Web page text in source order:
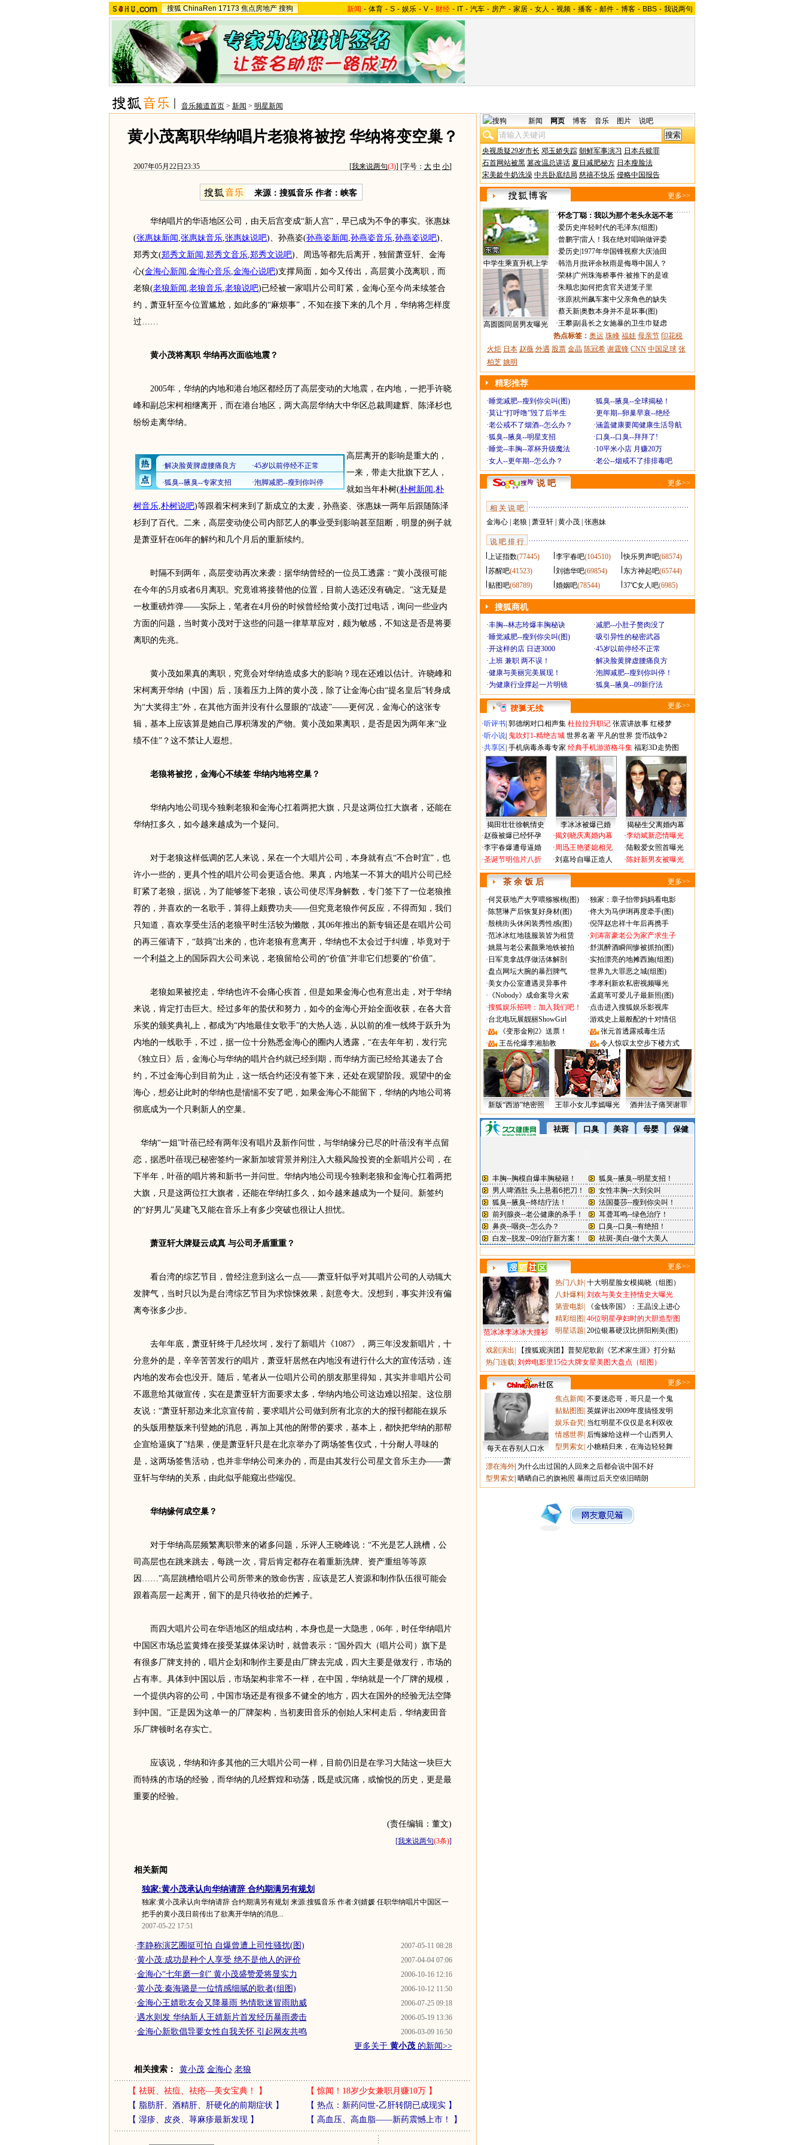
搜狐 ChinaRen 17173 焦点房地产 搜狗 新闻 - 体育 - S - 娱乐 - V - 财经 - IT - 汽车 - 房产 - 家居 - 女人 - 视频 - 播客 - 邮件 - 博客 - BBS - 我说两句
音乐频道首页 > 新闻 > 明星新闻
黄小茂离职华纳唱片老狼将被挖 华纳将变空巢？
2007年05月22日23:35 [我来说两句(3)] [字号： 大 中 小]
来源：搜狐音乐 作者：峡客
华纳唱片的华语地区公司，由天后宫变成“新人宫”，早已成为不争的事实。张惠妹
(张惠妹新闻 ,张惠妹音乐,张惠妹说吧)、孙燕姿(孙燕姿新闻 ,孙燕姿音乐,孙燕姿说吧)、
郑秀文(郑秀文新闻 ,郑秀文音乐,郑秀文说吧)、周迅等都先后离开，独留萧亚轩、金海
心(金海心新闻 ,金海心音乐,金海心说吧)支撑局面，如今又传出，高层黄小茂离职，而
老狼(老狼新闻 ,老狼音乐,老狼说吧)已经被一家唱片公司盯紧，金海心至今尚未续签合
约，萧亚轩至今位置尴尬，如此多的“麻烦事”，不知在接下来的几个月，华纳将怎样度
过……
黄小茂将离职 华纳再次面临地震？
2005年，华纳的内地和港台地区都经历了高层变动的大地震，在内地，一把手许晓
峰和副总宋柯相继离开，而在港台地区，两大高层华纳大中华区总裁周建辉、陈泽杉也
纷纷走离华纳。
高层离开的影响是重大的，
一来，带走大批旗下艺人，
就如当年朴树(朴树新闻 ,朴
树音乐,朴树说吧)等跟着宋柯来到了新成立的太麦，孙燕姿、张惠妹一两年后跟随陈泽
杉到了百代。二来，高层变动使公司内部艺人的事业受到影响甚至阻断，明显的例子就
是萧亚轩在06年的解约和几个月后的重新续约。
时隔不到两年，高层变动再次来袭：据华纳曾经的一位员工透露：“黄小茂很可能
在今年的5月或者6月离职。究竟谁将接替他的位置，目前人选还没有确定。”这无疑是
一枚重磅炸弹——实际上，笔者在4月份的时候曾经给黄小茂打过电话，询问一些业内
方面的问题，当时黄小茂对于这些的问题一律草草应对，颇为敏感，不知这是否是将要
离职的先兆。
黄小茂如果真的离职，究竟会对华纳造成多大的影响？现在还难以估计。许晓峰和
宋柯离开华纳（中国）后，顶着压力上阵的黄小茂，除了让金海心由“提名皇后”转身成
为“大奖得主”外，在其他方面并没有什么显眼的“战迹”——更何况，金海心的这张专
辑，基本上应该算是她自己厚积薄发的产物。黄小茂如果离职，是否是因为两年来“业
绩不佳”？这不禁让人遐想。
老狼将被挖，金海心不续签 华纳内地将空巢？
华纳内地公司现今独剩老狼和金海心扛着两把大旗，只是这两位扛大旗者，还能在
华纳扛多久，如今越来越成为一个疑问。
对于老狼这样低调的艺人来说，呆在一个大唱片公司，本身就有点“不合时宜”，也
许小一些的，更具个性的唱片公司会更适合他。果真，内地某一不算大的唱片公司已经
盯紧了老狼，据说，为了能够签下老狼，该公司使尽浑身解数，专门签下了一位老狼推
荐的，并喜欢的一名歌手，算得上颇费功夫——但究竟老狼作何反应，不得而知，我们
只知道，喜欢享受生活的老狼平时生活较为懒散，其06年推出的新专辑还是在唱片公司
的再三催请下，“鼓捣”出来的，也许老狼有意离开，华纳也不太会过于纠缠，毕竟对于
一个利益之上的国际四大公司来说，老狼留给公司的“价值”并非它们想要的“价值”。
老狼如果被挖走，华纳也许不会痛心疾首，但是如果金海心也有意出走，对于华纳
来说，肯定打击巨大。经过多年的蛰伏和努力，如今的金海心开始全面收获，在各大音
乐奖的颁奖典礼上，都成为“内地最佳女歌手”的大热人选，从以前的准一线终于跃升为
内地的一线歌手，不过，据一位十分熟悉金海心的圈内人透露，“在去年年初，发行完
《独立日》后，金海心与华纳的唱片合约就已经到期，而华纳方面已经给其递去了合
约，不过金海心到目前为止，这一纸合约还没有签下来，还处在观望阶段。观望中的金
海心，想必让此时的华纳也是惴惴不安了吧，如果金海心不能留下，华纳的内地公司将
彻底成为一个只剩新人的空巢。
华纳“一姐”叶蓓已经有两年没有唱片及新作问世，与华纳缘分已尽的叶蓓没有半点留
恋，据悉叶蓓现已秘密签约一家新加坡背景并刚注入大额风险投资的全新唱片公司，在
下半年，叶蓓的唱片将和新书一并问世。华纳内地公司现今独剩老狼和金海心扛着两把
大旗，只是这两位扛大旗者，还能在华纳扛多久，如今越来越成为一个疑问。新签约
的“好男儿”吴建飞又能在音乐上有多少突破也很让人担忧。
萧亚轩大牌疑云成真 与公司矛盾重重？
看台湾的综艺节目，曾经注意到这么一点——萧亚轩似乎对其唱片公司的人动辄大
发脾气，当时只以为是台湾综艺节目为求惊悚效果，刻意夸大。没想到，事实并没有偏
离夸张多少步。
去年年底，萧亚轩终于几经坎坷，发行了新唱片《1087》，两三年没发新唱片，十
分意外的是，辛辛苦苦发行的唱片，萧亚轩居然在内地没有进行什么大的宣传活动，连
内地的发布会也没开。随后，笔者从一位唱片公司的朋友那里得知，其实并非唱片公司
不愿意给其做宣传，实在是萧亚轩方面要求太多，华纳内地公司这边难以招架。这位朋
友说：“萧亚轩那边来北京宣传前，要求唱片公司做到所有北京的大的报刊都能在娱乐
的头版用整版来刊登她的消息，再加上其他的附带的要求，基本上，都快把华纳的那帮
企宣给逼疯了”结果，便是萧亚轩只是在北京举办了两场签售仪式，十分耐人寻味的
是，这两场签售活动，也并非华纳公司来办的，而是由其发行公司星文音乐主办——萧
亚轩与华纳的关系，由此似乎能窥出些端倪。
华纳缘何成空巢？
对于华纳高层频繁离职带来的诸多问题，乐评人王晓峰说：“不光是艺人跳槽，公
司高层也在跳来跳去，每跳一次，背后肯定都存在着重新洗牌、资产重组等等原
因……”高层跳槽给唱片公司所带来的致命伤害，应该是艺人资源和制作队伍很可能会
跟着高层一起离开，留下的是只待收拾的烂摊子。
而四大唱片公司在华语地区的组成结构，本身也是一大隐患，06年，时任华纳唱片
中国区市场总监黄烽在接受某媒体采访时，就曾表示：“国外四大（唱片公司）旗下是
有很多厂牌支持的，唱片企划和制作主要是由厂牌去完成，四大主要是做发行，市场的
占有率。具体到中国以后，市场架构非常不一样，在中国，华纳就是一个厂牌的规模，
一个提供内容的公司，中国市场还是有很多不健全的地方，四大在国外的经验无法空降
到中国。”正是因为这单一的厂牌架构，当初麦田音乐的创始人宋柯走后，华纳麦田音
乐厂牌顿时名存实亡。
应该说，华纳和许多其他的三大唱片公司一样，目前仍旧是在学习大陆这一块巨大
而特殊的市场的经验，而华纳的几经辉煌和动荡，既是或沉痛，或愉悦的历史，更是最
重要的经验。
(责任编辑：董文)
[我来说两句(3条)]
相关新闻
独家:黄小茂承认向华纳请辞 合约期满另有规划
独家:黄小茂承认向华纳请辞 合约期满另有规划 来源:搜狐音乐 作者:刘婧媛 任职华纳唱片中国区一
把手的黄小茂日前传出了欲离开华纳的消息...
2007-05-22 17:51
2007-05-11 08:28
·李静称演艺圈挺可怕 自爆曾遭上司性骚扰(图)
2007-04-04 07:06
·黄小茂:成功是种个人享受 绝不是他人的评价
2006-10-16 12:16
·金海心“七年磨一剑” 黄小茂盛赞爱将显实力
2006-10-12 11:50
·黄小茂:秦海璐是一位情感细腻的歌者(组图)
2006-07-25 09:18
·金海心王婧歌友会又降暴雨 热情歌迷冒雨助威
2006-05-19 13:36
·遇水则发 华纳新人王婧新片首发经历暴雨袭击
2006-03-09 16:50
·金海心新歌倡导要女性自我关怀 引起网友共鸣
更多关于 黄小茂的新闻>>
相关搜索： 黄小茂 金海心 老狼
【 祛斑、祛痘、祛疮—美女宝典！ 】 【惊闻！18岁少女兼职月赚10万】
【 脂肪肝、酒精肝、肝硬化的前期症状 】 【 热点：新药问世-乙肝转阴已成现实】
【 湿疹、皮炎、荨麻疹最新发现】 【 高血压、高血脂——新药震憾上市！ 】
新闻 网页 博客 音乐 图片 说吧
央视质疑29岁市长 邓玉娇失踪 朝鲜军事演习 日本兵赎罪
石首网站被黑 篡改温总讲话 夏日减肥秘方 日本瘦脸法
宋美龄牛奶洗澡 中共卧底结局 慈禧不快乐 侵略中国报告
更多>>
中学生乘直升机上学
高圆圆同居男友曝光
·怀念丁聪：我以为那个老头永远不老
·爱历史 年轻时代的毛泽东(组图)
·曾鹏宇|雷人！我在绝对唱响做评委
·爱历史 1977年华国锋视察大庆油田
·韩浩月 批评余秋雨是侮辱中国人？
·荣林| 广州珠海桥事件:被推下的是谁
·朱顺忠 如何把贪官关进笼子里
·张原|杭州飙车案中父亲角色的缺失
·蔡天新|奥数本身并不是坏事(图)
·王攀|副县长之女施暴的卫生巾疑虑
热点标签： 奥运 珠峰 福娃 母亲节 印花税
火炬 日本 赵薇 外遇 股票 金晶 陈冠希 谢霆锋 CNN 中国足球 张
柏芝 姚明
精彩推荐
·睡觉减肥--瘦到你尖叫(图) ·狐臭--腋臭--全球揭秘！
·莫让“打呼噜”毁了后半生 ·更年期--卵巢早衰--绝经
·老公戒不了烟酒--怎么办？ ·涵盖健康要闻健康生活导航
·狐臭--腋臭--明星支招 ·口臭--口臭--拜拜了!
·睡觉--丰胸--罩杯升级魔法 ·10平米小店 月赚20万
·女人--更年期--怎么办？ ·老公--烟戒不了排排毒吧
说 吧 更多>>
相 关 说 吧
金海心| 老狼 萧亚轩| 黄小茂| 张惠妹
说 吧 排 行
上证指数(77445) 李宇春吧(104510) 快乐男声吧(68574)
苏醒吧(41523) 刘德华吧(69854) 东方神起吧(65744)
贴图吧(68789) 婚姻吧(78544) 37℃女人吧(6985)
搜狐商机
·丰胸--林志玲爆丰胸秘诀 ·减肥--小肚子赘肉没了
·睡觉减肥--瘦到你尖叫(图) ·吸引异性的秘密武器
·开这样的店 日进3000 ·45岁以前停经不正常
·上班 兼职 两不误！ ·解决脸黄脾虚腰痛良方
·健康与美丽完美展现！ ·泡脚减肥--瘦到你叫停！
·为健康行业撑起一片明镜 ·狐臭--腋臭--09新疗法
更多>>
·听评书 郭德纲对口相声集 杜拉拉升职记 张震讲故事 红楼梦
·听小说 鬼吹灯1-精绝古城 世界名著 平凡的世界 货币战争2
·共享区 手机病毒杀毒专家 经典手机游游格斗集 福彩3D走势图
揭田壮壮徐帆情史 李冰冰被爆已婚
揭秘生父离婚内幕
·赵薇被爆已经怀孕
·李宇春爆遭母逼婚
·圣诞节明信片八折
·揭刘晓庆离婚内幕
·周迅王艳婆媳相见
·刘嘉玲自曝正造人
·李幼斌新恋情曝光
·陆毅爱女照首曝光
·陈好新男友被曝光
茶 余 饭 后 更多>>
·何炅获地产大亨喂猕猴桃(图) ·独家：章子怡带妈妈看电影
·陈慧琳产后恢复好身材(图) ·佟大为马伊琍再度牵手(图)
·殷桃街头休闲装秀性感(图) ·倪萍赵忠祥十年后再携手
·范冰冰红地毯服装皆为租赁 ·刘涛富豪老公为家产求生子
·姚晨与老公素颜乘地铁被拍 ·舒淇醉酒瞬间惨被抓拍(图)
· 日军竟拿战俘做活体解剖 ·实拍漂亮的地摊西施(组图)
·盘点网坛大腕的暴烈脾气 ·世界九大罪恶之城(组图)
·美女办公室遭遇灵异事件 ·李孝利新欢私密视频曝光
· 《Nobody》成命案导火索 ·孟庭苇可爱儿子最新照(图)
·搜狐娱乐招聘：加入我们吧！ ·点击进入搜狐娱乐影视库
·台北电玩展靓丽ShowGirl ·游戏史上最般配的十对情侣
·
《变形金刚2》送票！ ·
张元首透露戒毒生活
·
王岳伦爆李湘胎教 · 令人惊叹太空步下楼方式
新版“西游”绝密照 王菲小女儿李嫣曝光 酒井法子痛哭谢罪
更多>>
范冰冰李冰冰大撞衫
热门八卦 十大明星脸女模揭晓（组图）
八卦爆料 刘欢与美女主持情史大曝光
第壹电影
《金钱帝国》：王晶没上进心
精彩组图 46位明星孕妇时的大胆造型图
明星话题 20位银幕硬汉比拼阳刚美(图)
戏剧演出
【搜狐观演团】普契尼歌剧《艺术家生涯》打分贴
热门连载 刘烨电影里15位大牌女星美图大盘点（组图）
更多>>
每天在吞别人口水
焦点新闻 不要迷恋哥，哥只是一个鬼
贴贴图图 英媒评出2009年度搞怪发明
娱乐旮旯 当红明星不仅仅是名利双收
情感世界 后悔嫁给这样一个山西男人
型男索女 小糖精归来，在海边轻轻舞
漂在海外 为什么出过国的人回来之后都会说中国不好
型男索女 晒晒自己的旗袍照 暴雨过后天空依旧晴朗